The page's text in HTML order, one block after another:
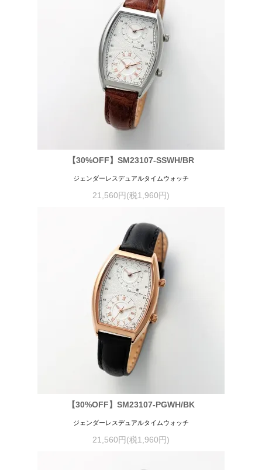
【30%OFF】SM23107-SSWH/BR
ジェンダーレスデュアルタイムウォッチ
21,560円(税1,960円)
【30%OFF】SM23107-PGWH/BK
ジェンダーレスデュアルタイムウォッチ
21,560円(税1,960円)